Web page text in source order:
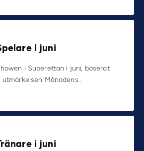
i juni
i Superettan i juni, baserat
Månadens…
i juni